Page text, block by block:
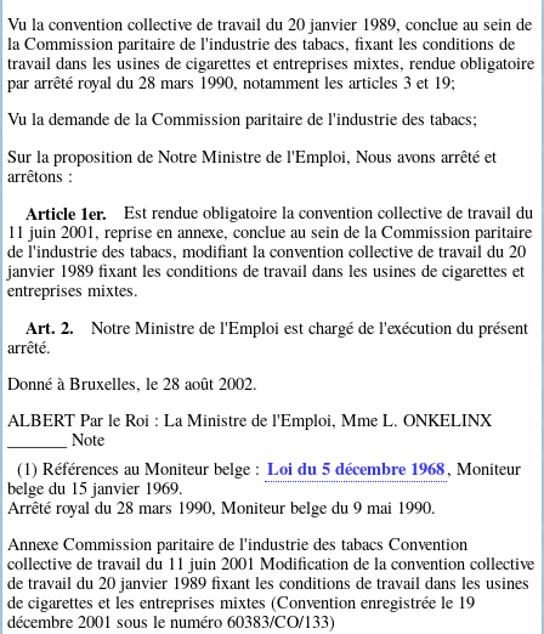
Vu la convention collective de travail du 20 janvier 1989, conclue au sein de
la Commission paritaire de l'industrie des tabacs, fixant les conditions de
travail dans les usines de cigarettes et entreprises mixtes, rendue obligatoire
par arrêté royal du 28 mars 1990, notamment les articles 3 et 19;
Vu la demande de la Commission paritaire de l'industrie des tabacs;
Sur la proposition de Notre Ministre de l'Emploi, Nous avons arrêté et
arrêtons :
Article 1er.
Est rendue obligatoire la convention collective de travail du
11 juin 2001, reprise en annexe, conclue au sein de la Commission paritaire
de l'industrie des tabacs, modifiant la convention collective de travail du 20
janvier 1989 fixant les conditions de travail dans les usines de cigarettes et
entreprises mixtes.
Art. 2.
Notre Ministre de l'Emploi est chargé de l'exécution du présent
arrêté.
Donné à Bruxelles, le 28 août 2002.
ALBERT Par le Roi : La Ministre de l'Emploi, Mme L. ONKELINX
_______ Note
(1) Références au Moniteur belge : Loi du 5 décembre 1968, Moniteur
belge du 15 janvier 1969.
Arrêté royal du 28 mars 1990, Moniteur belge du 9 mai 1990.
Annexe Commission paritaire de l'industrie des tabacs Convention
collective de travail du 11 juin 2001 Modification de la convention collective
de travail du 20 janvier 1989 fixant les conditions de travail dans les usines
de cigarettes et les entreprises mixtes (Convention enregistrée le 19
décembre 2001 sous le numéro 60383/CO/133)